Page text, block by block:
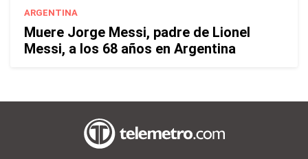
ARGENTINA
Muere Jorge Messi, padre de Lionel
Messi, a los 68 años en Argentina